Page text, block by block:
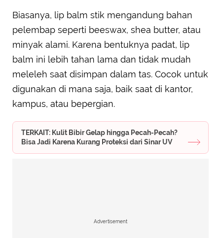
Biasanya, lip balm stik mengandung bahan
pelembap seperti beeswax, shea butter, atau
minyak alami. Karena bentuknya padat, lip
balm ini lebih tahan lama dan tidak mudah
meleleh saat disimpan dalam tas. Cocok untuk
digunakan di mana saja, baik saat di kantor,
kampus, atau bepergian.
TERKAIT: Kulit Bibir Gelap hingga Pecah-Pecah?
Bisa Jadi Karena Kurang Proteksi dari Sinar UV
Advertisement